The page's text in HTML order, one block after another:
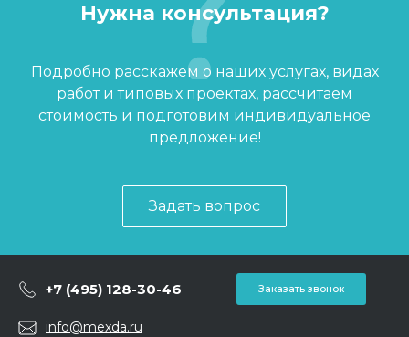
Нужна консультация?
Подробно расскажем о наших услугах, видах
работ и типовых проектах, рассчитаем
стоимость и подготовим индивидуальное
предложение!
Задать вопрос
+7 (495) 128-30-46 Заказать звонок
info@mexda.ru